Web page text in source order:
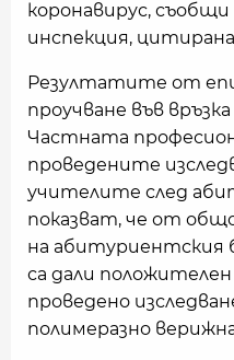
коронавирус,
инспекция,
Резултатите от
проучване във
Частната
проведените
учителите след
показват, че от
на абитуриентския
са дали
проведено
полимеразно